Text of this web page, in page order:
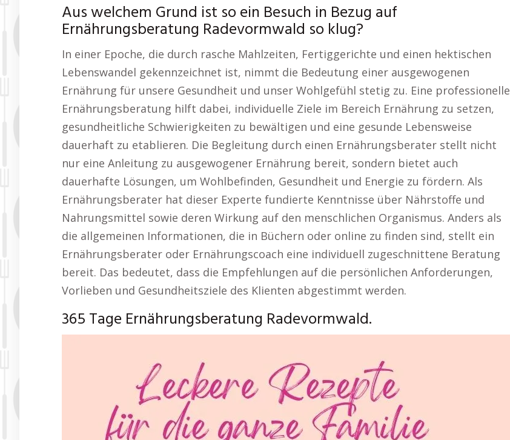
Aus welchem Grund ist so ein Besuch in Bezug auf
Ernährungsberatung Radevormwald so klug?
In einer Epoche, die durch rasche Mahlzeiten, Fertiggerichte und einen hektischen
Lebenswandel gekennzeichnet ist, nimmt die Bedeutung einer ausgewogenen
Ernährung für unsere Gesundheit und unser Wohlgefühl stetig zu. Eine professionelle
Ernährungsberatung hilft dabei, individuelle Ziele im Bereich Ernährung zu setzen,
gesundheitliche Schwierigkeiten zu bewältigen und eine gesunde Lebensweise
dauerhaft zu etablieren. Die Begleitung durch einen Ernährungsberater stellt nicht
nur eine Anleitung zu ausgewogener Ernährung bereit, sondern bietet auch
dauerhafte Lösungen, um Wohlbefinden, Gesundheit und Energie zu fördern. Als
Ernährungsberater hat dieser Experte fundierte Kenntnisse über Nährstoffe und
Nahrungsmittel sowie deren Wirkung auf den menschlichen Organismus. Anders als
die allgemeinen Informationen, die in Büchern oder online zu finden sind, stellt ein
Ernährungsberater oder Ernährungscoach eine individuell zugeschnittene Beratung
bereit. Das bedeutet, dass die Empfehlungen auf die persönlichen Anforderungen,
Vorlieben und Gesundheitsziele des Klienten abgestimmt werden.
365 Tage Ernährungsberatung Radevormwald.